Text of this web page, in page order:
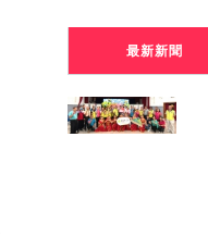
最新新聞